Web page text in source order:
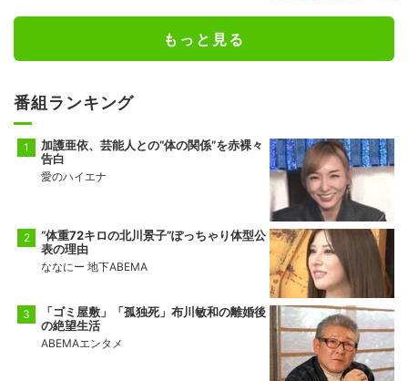
もっと見る
番組ランキング
加護亜依、芸能人との“体の関係”を赤裸々
告白
愛のハイエナ
“体重72キロの北川景子”ぽっちゃり体型公
表の理由
ななにー 地下ABEMA
「ゴミ屋敷」「孤独死」布川敏和の離婚後
の絶望生活
ABEMAエンタメ